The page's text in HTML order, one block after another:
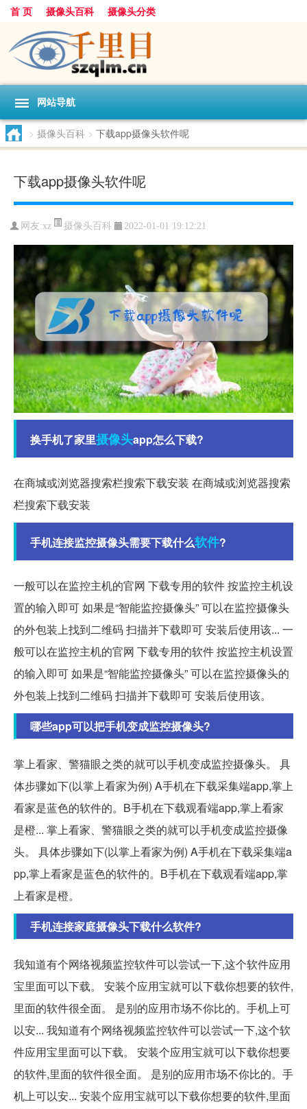
首 页 摄像头百科 摄像头分类
网站导航
> 摄像头百科 > 下载app摄像头软件呢
下载app摄像头软件呢
网友:xz 摄像头百科 2022-01-01 19:12:21
换手机了家里摄像头app怎么下载?
在商城或浏览器搜索栏搜索下载安装 在商城或浏览器搜索
栏搜索下载安装
手机连接监控摄像头需要下载什么软件?
一般可以在监控主机的官网 下载专用的软件 按监控主机设
置的输入即可 如果是“智能监控摄像头” 可以在监控摄像头
的外包装上找到二维码 扫描并下载即可 安装后使用该... 一
般可以在监控主机的官网 下载专用的软件 按监控主机设置
的输入即可 如果是“智能监控摄像头” 可以在监控摄像头的
外包装上找到二维码 扫描并下载即可 安装后使用该。
哪些app可以把手机变成监控摄像头?
掌上看家、警猫眼之类的就可以手机变成监控摄像头。 具
体步骤如下(以掌上看家为例) A手机在下载采集端app,掌上
看家是蓝色的软件的。B手机在下载观看端app,掌上看家
是橙... 掌上看家、警猫眼之类的就可以手机变成监控摄像
头。 具体步骤如下(以掌上看家为例) A手机在下载采集端a
pp,掌上看家是蓝色的软件的。B手机在下载观看端app,掌
上看家是橙。
手机连接家庭摄像头下载什么软件?
我知道有个网络视频监控软件可以尝试一下,这个软件应用
宝里面可以下载。 安装个应用宝就可以下载你想要的软件,
里面的软件很全面。 是别的应用市场不你比的。手机上可
以安... 我知道有个网络视频监控软件可以尝试一下,这个软
件应用宝里面可以下载。 安装个应用宝就可以下载你想要
的软件,里面的软件很全面。 是别的应用市场不你比的。手
机上可以安... 安装个应用宝就可以下载你想要的软件,里面